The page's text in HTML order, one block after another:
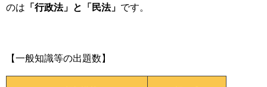
のは 「行政法」と「民法」 です。
【一般知識等の出題数】